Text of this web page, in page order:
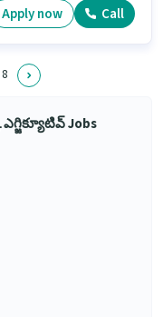
అనుభవం ఉన్న వారికి
డాక్యుమెంట్లు PAN
Apply now Call
8
Jobs